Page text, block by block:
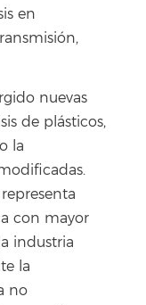
en
nuevas
de plásticos,
la
con mayor
industria
la
no